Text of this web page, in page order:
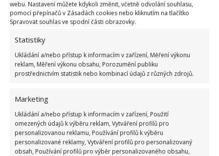
webu. Nastavení můžete kdykoli změnit, včetně odvolání souhlasu,
pomocí přepínačů v Zásadách cookies nebo kliknutím na tlačítko
Spravovat souhlas ve spodní části obrazovky.
Statistiky
Ukládání a/nebo přístup k informacím v zařízení, Měření výkonu
reklam, Měření výkonu obsahu, Porozumění publiku
prostřednictvím statistik nebo kombinací údajů z různých zdrojů.
Marketing
Ukládání a/nebo přístup k informacím v zařízení, Použití
omezených údajů k výběru reklam, Vytváření profilů pro
personalizovanou reklamu, Používání profilů k výběru
personalizované reklamy, Vytváření profilů pro personalizovaný
obsah, Používání profilů pro výběr personalizovaného obsahu,
vhodné do domácností s domácími mazlíčky.
Jakou barvu zvolit?
Držte se hlavně barev, které už v dané místnosti
máte. Tedy potah sedací soupravy a další textilie.
budete umisťovat. Vystříhejte se složitých vzorů a
pestrých barev, není snadné je kombinovat.
Připraveny mějte rovněž rozměry, které výběr
koberce usnadní, včetně jeho tvaru.